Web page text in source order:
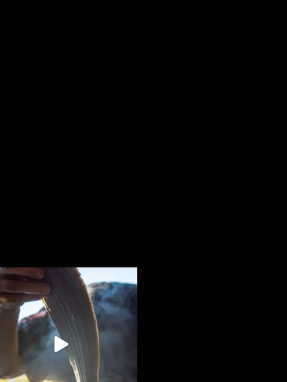
Ryba na grilu je opravdu rychlá, a stejně tak